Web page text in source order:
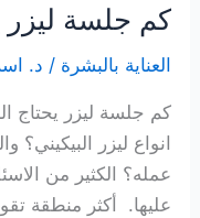
كم جلسة ليزر
العناية بالبشرة / د.
كم جلسة ليزر يحتاج
انواع ليزر
عمله؟ الكثير من
عليها. أكثر منطقة